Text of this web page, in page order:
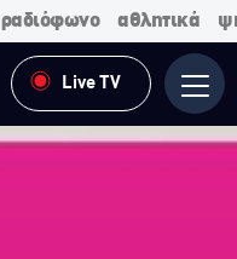
ραδιόφωνο αθλητικά
Live TV